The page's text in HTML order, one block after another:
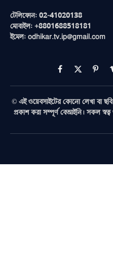
টেলিফোন: 02-41020138
মোবাইল: +8801688518181
ইমেল: odhikar.tv.ip@gmail.com
Facebook
X
(Twitter)
© এই ওয়েবসাইটের কোনো লেখা বা
প্রকাশ করা সম্পূর্ণ বেআইনি। সকল